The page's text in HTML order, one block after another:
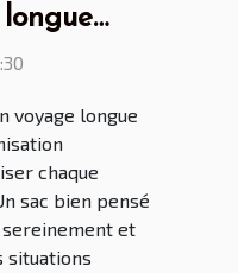
voyage longue
chaque
sac bien pensé
et
situations